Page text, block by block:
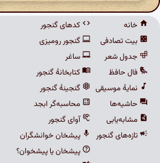
خانه
بیت تصادفی
جدول شعر
فال حافظ
نمایهٔ موسیقی
حاشیه‌ها
مشابه‌یابی
تازه‌های گنجور
کدهای گنجور
گنجور رومیزی
ساغر
کتابخانهٔ گنجور
گنجینهٔ گنجور
محاسبه‌گر ابجد
آوای گنجور
پیشخان خوانشگران
پیشخان یا پیشخوان؟